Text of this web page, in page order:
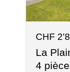
CHF
La
4